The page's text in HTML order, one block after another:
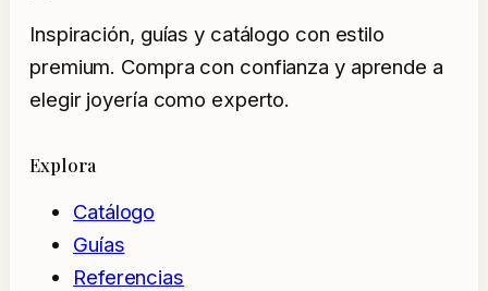
Inspiración, guías y catálogo con estilo
premium. Compra con confianza y aprende a
elegir joyería como experto.
Explora
Catálogo
Guías
Referencias